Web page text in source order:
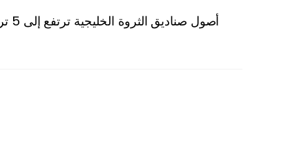
أصول صناديق الثروة الخليجية ترتفع إلى 5 تريليونات دولار